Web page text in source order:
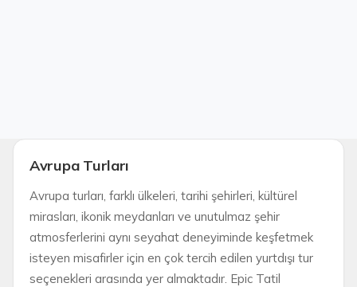
Avrupa Turları
Avrupa turları, farklı ülkeleri, tarihi şehirleri, kültürel
mirasları, ikonik meydanları ve unutulmaz şehir
atmosferlerini aynı seyahat deneyiminde keşfetmek
isteyen misafirler için en çok tercih edilen yurtdışı tur
seçenekleri arasında yer almaktadır. Epic Tatil